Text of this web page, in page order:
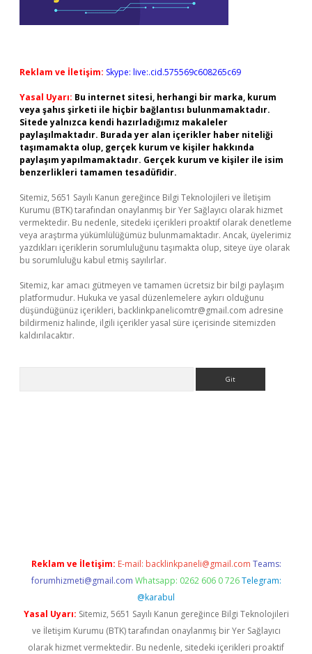
Reklam ve İletişim: Skype: live:.cid.575569c608265c69
Yasal Uyarı: Bu internet sitesi, herhangi bir marka, kurum
veya şahıs şirketi ile hiçbir bağlantısı bulunmamaktadır.
Sitede yalnızca kendi hazırladığımız makaleler
paylaşılmaktadır. Burada yer alan içerikler haber niteliği
taşımamakta olup, gerçek kurum ve kişiler hakkında
paylaşım yapılmamaktadır. Gerçek kurum ve kişiler ile isim
benzerlikleri tamamen tesadüfidir.
Sitemiz, 5651 Sayılı Kanun gereğince Bilgi Teknolojileri ve İletişim
Kurumu (BTK) tarafından onaylanmış bir Yer Sağlayıcı olarak hizmet
vermektedir. Bu nedenle, sitedeki içerikleri proaktif olarak denetleme
veya araştırma yükümlülüğümüz bulunmamaktadır. Ancak, üyelerimiz
yazdıkları içeriklerin sorumluluğunu taşımakta olup, siteye üye olarak
bu sorumluluğu kabul etmiş sayılırlar.
Sitemiz, kar amacı gütmeyen ve tamamen ücretsiz bir bilgi paylaşım
platformudur. Hukuka ve yasal düzenlemelere aykırı olduğunu
düşündüğünüz içerikleri, backlinkpanelicomtr@gmail.com adresine
bildirmeniz halinde, ilgili içerikler yasal süre içerisinde sitemizden
kaldırılacaktır.
Reklam ve İletişim: E-mail: backlinkpaneli@gmail.com Teams:
forumhizmeti@gmail.com Whatsapp: 0262 606 0 726 Telegram:
@karabul
Yasal Uyarı: Sitemiz, 5651 Sayılı Kanun gereğince Bilgi Teknolojileri
ve İletişim Kurumu (BTK) tarafından onaylanmış bir Yer Sağlayıcı
olarak hizmet vermektedir. Bu nedenle, sitedeki içerikleri proaktif